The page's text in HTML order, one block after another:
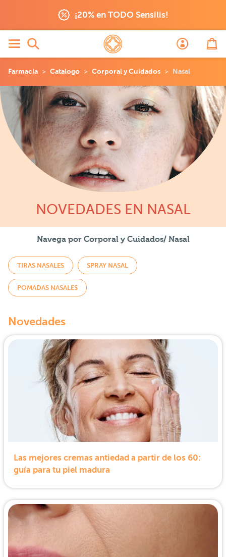
¡20% en TODO Sensilis!
Farmacia Catalogo Corporal y Cuidados Nasal
NOVEDADES EN NASAL
Navega por Corporal y Cuidados/ Nasal
TIRAS NASALES SPRAY NASAL
POMADAS NASALES
Novedades
Las mejores cremas antiedad a partir de los 60:
guía para tu piel madura